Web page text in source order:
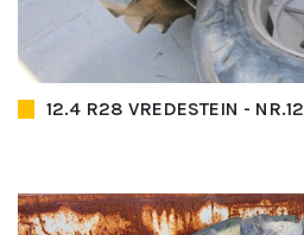
12.4 R28 VREDESTEIN - NR.12